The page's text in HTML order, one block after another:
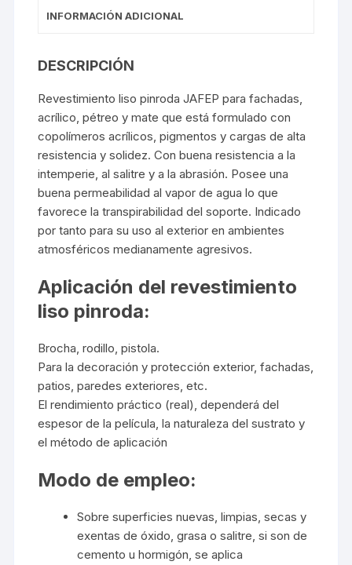
INFORMACIÓN ADICIONAL
DESCRIPCIÓN
Revestimiento liso pinrodaJAFEP para fachadas,
acrílico, pétreo y mate que está formulado con
copolímeros acrílicos, pigmentos y cargas de alta
resistencia y solidez. Con buena resistencia a la
intemperie, al salitre y a la abrasión. Posee una
buena permeabilidad al vapor de agua lo que
favorece la transpirabilidad del soporte. Indicado
por tanto para su uso al exterior en ambientes
atmosféricos medianamente agresivos.
Aplicación del revestimiento
liso pinroda:
Brocha, rodillo, pistola.
Para la decoración y protección exterior, fachadas,
patios, paredes exteriores, etc.
El rendimiento práctico (real), dependerá del
espesor de la película, la naturaleza del sustrato y
el método de aplicación
Modo de empleo:
Sobre superficies nuevas, limpias, secas y
exentas de óxido, grasa o salitre, si son de
cemento u hormigón, se aplica